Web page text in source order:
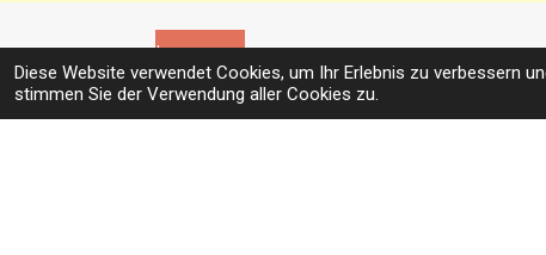
Diese Website verwendet Cookies, um Ihr Erlebnis zu verbessern
stimmen Sie der Verwendung aller Cookies zu.
Impressum